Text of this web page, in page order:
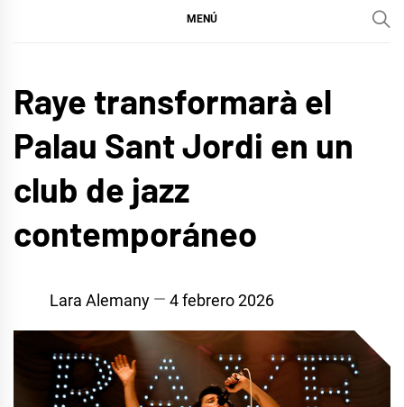
MENÚ
Raye transformarà el
Palau Sant Jordi en un
club de jazz
contemporáneo
Lara Alemany 4 febrero 2026